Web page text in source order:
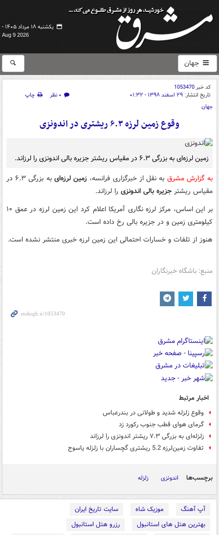
یکشنبه ۱۸ مرداد ۱۴۰۵ -
Aug 9 2026
جهان
کد خبر1053470
تاریخ انتشار: ۲۹ اسفند ۱۳۹۸ - ۰۱:۳۲ ۰ نظر
چاپ
جهان
وقوع زمین لرزه ۶.۳ ریشتری در اندونزی
زمین لرزه‌ای به بزرگی ۶.۳ در مقیاس ریشتر جزیره بالی اندونزی را لرزاند.
به گزارش مشرق به نقل از خبرگزاری فرانسه، زمین لرزه‌ای
به بزرگی ۶.۳ در
مقیاس ریشتر جزیره بالی اندونزی را لرزاند.
بر این اساس، مرکز لرزه نگاری آمریکا اعلام کرد این زمین لرزه در عمق ۱۰
کیلومتری زمین و در جزیره بالی رخ داده است.
هنوز از تلفات و خسارات احتمالی این زمین لرزه خبری منتشر نشده است.
منبع: باشگاه خبرنگاران
اخبار مرتبط
وقوع زلزله شدید و طولانی در بندرعباس
گرمای هوای قطب جنوب رکورد زد
زلزله‌ای به بزرگی ۷.۳ ریشتر اندونزی را لرزاند
تفاوت زمین‌لرزه 5.2 ریشتری گچساران با زلزله یاسوج
برچسب‌ها اندونزی زلزله
آپ آهنگ موزیک شاه
سایت تاریخ ایران
بهترین هتل های استانبول
رزرو هتل استانبول